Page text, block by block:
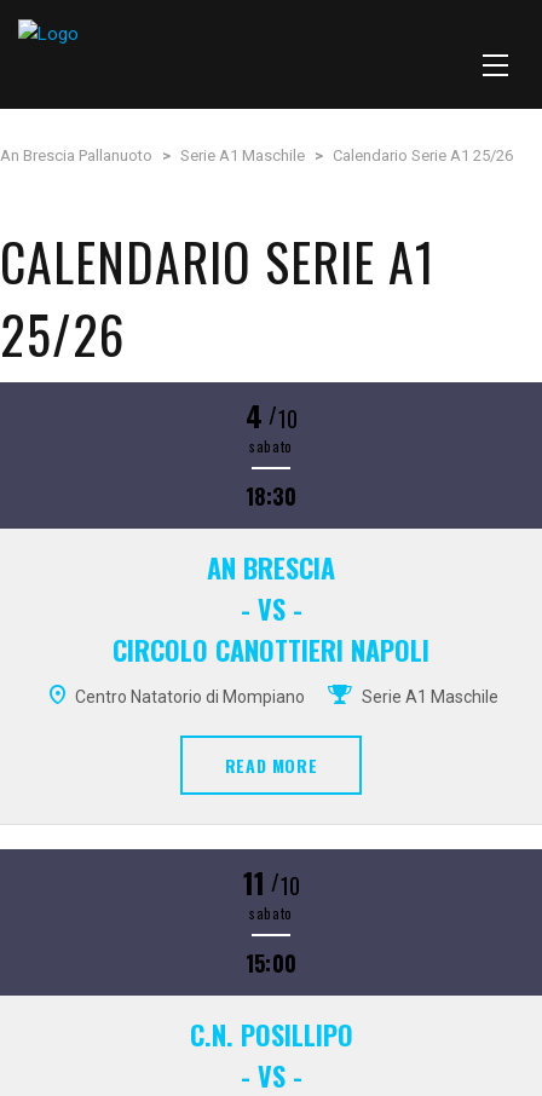
An Brescia Pallanuoto > Serie A1 Maschile > Calendario Serie A1 25/26
CALENDARIO SERIE A1
25/26
4 /10
sabato
18:30
AN BRESCIA
- VS -
CIRCOLO CANOTTIERI NAPOLI
Centro Natatorio di Mompiano Serie A1 Maschile
READ MORE
11 /10
sabato
15:00
C.N. POSILLIPO
- VS -